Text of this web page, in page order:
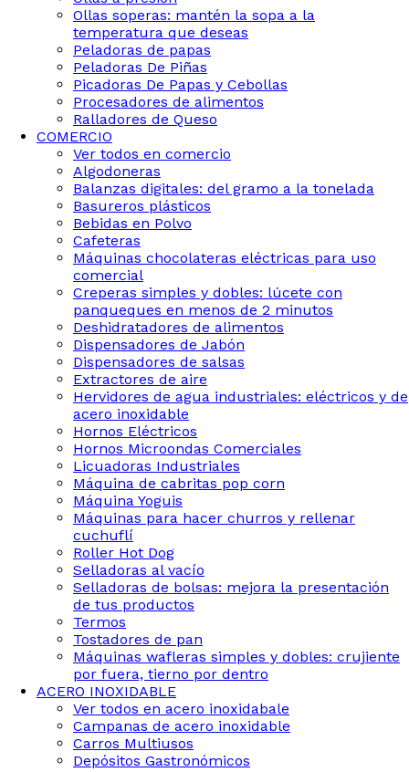
Ollas soperas: mantén la sopa a la
temperatura que deseas
Peladoras de papas
Peladoras De Piñas
Picadoras De Papas y Cebollas
Procesadores de alimentos
Ralladores de Queso
COMERCIO
Ver todos en comercio
Algodoneras
Balanzas digitales: del gramo a la tonelada
Basureros plásticos
Bebidas en Polvo
Cafeteras
Máquinas chocolateras eléctricas para uso
comercial
Creperas simples y dobles: lúcete con
panqueques en menos de 2 minutos
Deshidratadores de alimentos
Dispensadores de Jabón
Dispensadores de salsas
Extractores de aire
Hervidores de agua industriales: eléctricos y de
acero inoxidable
Hornos Eléctricos
Hornos Microondas Comerciales
Licuadoras Industriales
Máquina de cabritas pop corn
Máquina Yoguis
Máquinas para hacer churros y rellenar
cuchuflí
Roller Hot Dog
Selladoras al vacío
Selladoras de bolsas: mejora la presentación
de tus productos
Termos
Tostadores de pan
Máquinas wafleras simples y dobles: crujiente
por fuera, tierno por dentro
ACERO INOXIDABLE
Ver todos en acero inoxidabale
Campanas de acero inoxidable
Carros Multiusos
Depósitos Gastronómicos